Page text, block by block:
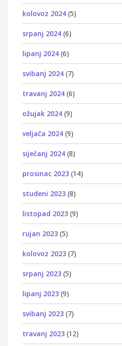
kolovoz 2024 (5)
srpanj 2024 (6)
lipanj 2024 (6)
svibanj 2024 (7)
travanj 2024 (6)
ožujak 2024 (9)
veljača 2024 (9)
siječanj 2024 (8)
prosinac 2023 (14)
studeni 2023 (8)
listopad 2023 (9)
rujan 2023 (5)
kolovoz 2023 (7)
srpanj 2023 (5)
lipanj 2023 (9)
svibanj 2023 (7)
travanj 2023 (12)